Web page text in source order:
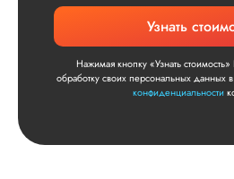
Узнать
Нажимая кнопку «Узнать
обработку своих персональных данных в
конфиденциальности